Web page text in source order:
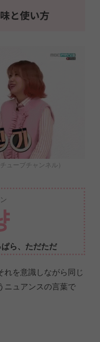
と使い方
ューブチャンネル）
ら、ただただ
れを意識しながら同じ
ニュアンスの言葉で